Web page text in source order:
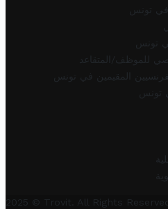
تونس
تونس
للموظف/المتقاعد
المقيمين في تونس
تونس
2025 © Trovit. All Rights